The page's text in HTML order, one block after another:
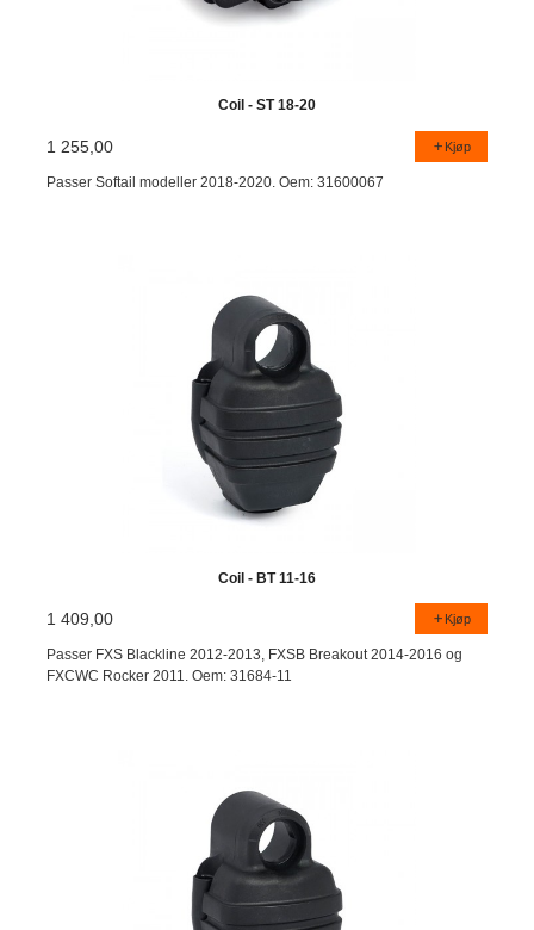
Coil - ST 18-20
1 255,00 Kjøp
Passer Softail modeller 2018-2020. Oem: 31600067
Coil - BT 11-16
1 409,00 Kjøp
Passer FXS Blackline 2012-2013, FXSB Breakout 2014-2016 og
FXCWC Rocker 2011. Oem: 31684-11